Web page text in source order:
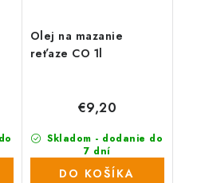
Olej na mazanie
reťaze CO 1l
Skladom - dodanie do
7 dní
(28 ks)
€9,20
DO KOŠÍKA